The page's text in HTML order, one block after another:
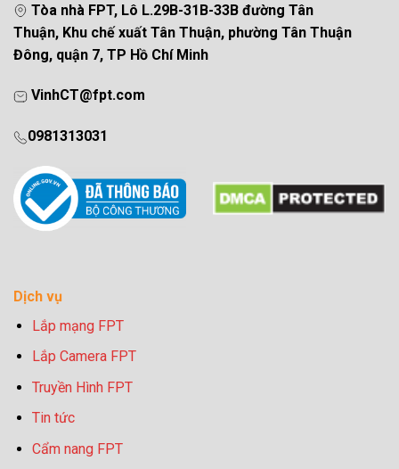
Tòa nhà FPT, Lô L.29B-31B-33B đường Tân
Thuận, Khu chế xuất Tân Thuận, phường Tân Thuận
Đông, quận 7, TP Hồ Chí Minh
VinhCT@fpt.com
0981313031
Dịch vụ
Lắp mạng FPT
Lắp Camera FPT
Truyền Hình FPT
Tin tức
Cẩm nang FPT